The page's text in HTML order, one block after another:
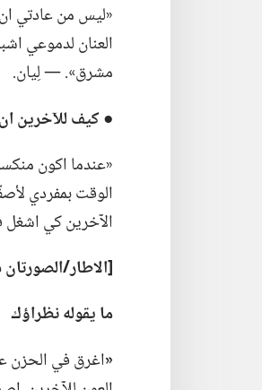
‏«ليس من عادتي
العنان لدموعي
مشرق».‏ —‏ لِيان.‏
●كيف للآخرين
‏«عندما اكون
الوقت بمفردي
الآخرين كي
‏[الاطار/‏الصورتان
ما يقوله نظراؤك
‏«‏اغرق في الحزن